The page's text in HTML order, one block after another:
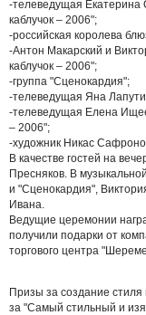
-телеведущая Екатерина
каблучок – 2006";
-российская королева
-Антон Макарский и
каблучок – 2006";
-группа "Сценокардия";
-телеведущая Яна
-телеведущая Елена
– 2006";
-художник Никас
В качестве гостей на
Пресняков. В
и "Сценокардия",
Ивана.
Ведущие церемонии
получили подарки от
торгового центра
Призы за создание
за "Самый стильный и